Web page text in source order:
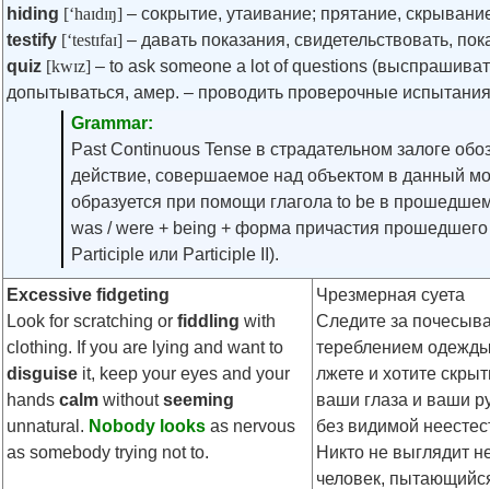
hiding [‘haɪdɪŋ] – сокрытие, утаивание; прятание,
testify [‘testɪfaɪ] – давать показания, свидетельствовать,
quiz [kwɪz] – to ask someone a lot of questions
допытываться, амер. – проводить проверочные
Grammar:
Past Continuous Tense в страдательном залоге
действие, совершаемое над объектом в данный
образуется при помощи глагола to be в
was / were + being + форма причастия
Participle или Participle II).
Excessive fidgeting
Look for scratching or fiddling with
clothing. If you are lying and want to
disguise it, keep your eyes and your
hands calm withoutseeming
unnatural. Nobody looks as nervous
as somebody trying not to.
Чрезмерная суета
Следите за
тереблением
лжете и хотите
ваши глаза и ваши
без видимой
Никто не выглядит
человек,